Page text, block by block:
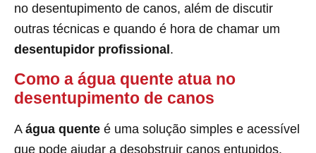
no desentupimento de canos, além de discutir
outras técnicas e quando é hora de chamar um
desentupidor profissional.
Como a água quente atua no
desentupimento de canos
A água quente é uma solução simples e acessível
que pode ajudar a desobstruir canos entupidos.